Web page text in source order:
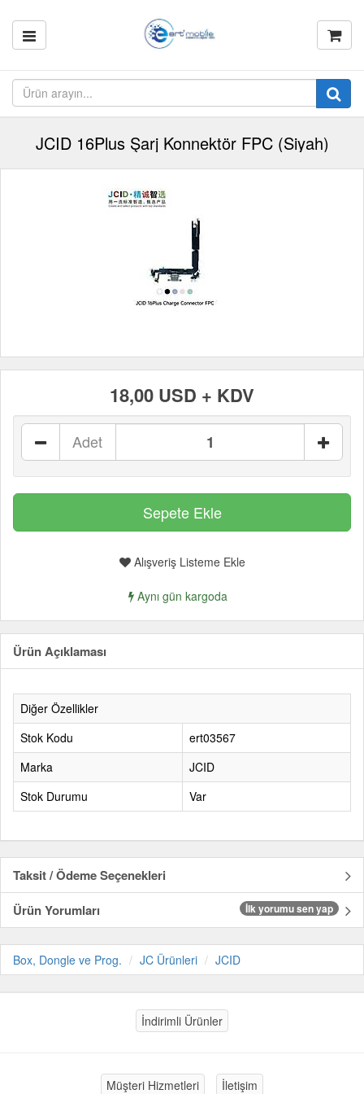
JCID 16Plus Şarj Konnektör FPC (Siyah)
18,00 USD + KDV
Adet
Alışveriş Listeme Ekle
Aynı gün kargoda
Ürün Açıklaması
Diğer Özellikler
Stok Kodu
ert03567
Marka
JCID
Stok Durumu
Var
Taksit / Ödeme Seçenekleri
Ürün Yorumları
İlk yorumu sen yap
Box, Dongle ve Prog. JC Ürünleri JCID
İndirimli Ürünler
Müşteri Hizmetleri İletişim